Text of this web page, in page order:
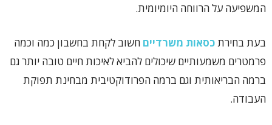
המשפיעה על הרווחה היומיומית.
בעת בחירתכסאות משרדיים חשוב לקחת בחשבון כמה וכמה
פרמטרים משמעותיים שיכולים להביא לאיכות חיים טובה יותר גם
ברמה הבריאותית וגם ברמה הפרודוקטיבית מבחינת תפוקת
העבודה.